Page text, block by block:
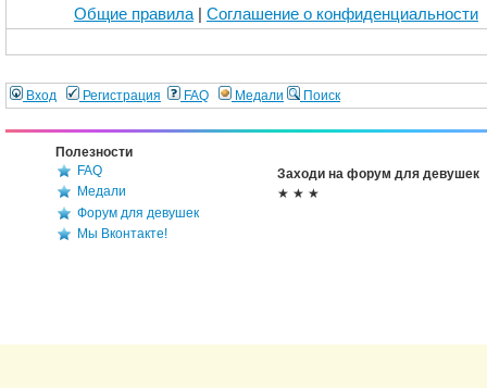
Общие правила
Соглашение о конфиденциальности
Вход Регистрация FAQ Медали Поиск
Полезности
FAQ
Медали
Форум для девушек
Мы Вконтакте!
Заходи на форум для девушек
★ ★ ★